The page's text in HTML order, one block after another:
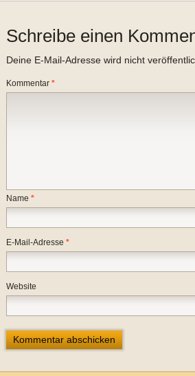
Schreibe einen
Deine E-Mail-Adresse wird nicht
Kommentar *
Name *
E-Mail-Adresse *
Website